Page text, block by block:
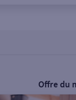
Offre du